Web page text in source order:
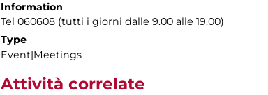
Information
Tel 060608 (tutti i giorni dalle 9.00 alle 19.00)
Type
Event|Meetings
Attività correlate